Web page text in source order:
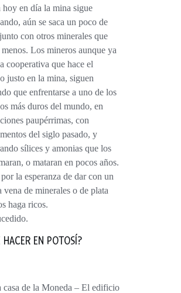
hoy en día la mina sigue
aún se saca un poco de
con otros minerales que
Los mineros aunque ya
cooperativa que hace el
justo en la mina, siguen
que enfrentarse a uno de los
más duros del mundo, en
paupérrimas, con
del siglo pasado, y
sílices y amonias que los
o mataran en pocos años.
la esperanza de dar con un
vena de minerales o de plata
haga ricos.
HACER EN POTOSÍ?
casa de la Moneda – El edificio